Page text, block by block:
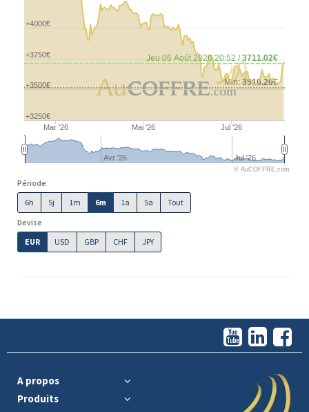
Min:3510.20€
Jeu 06 Août 2026 20:52 /3711.02€
Mar '26 Mai '26 Jul '26
Avr '26 Jul '26
+3250€
+3500€
+3750€
+4000€
© AuCOFFRE.com
Période
6h
5j 1m 6m 1a 5a
Tout
Devise
EUR
USD GBP CHF JPY
A propos
Produits